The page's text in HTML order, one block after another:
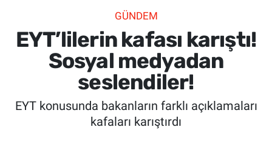
GÜNDEM
EYT’lilerin kafası karıştı!
Sosyal medyadan
seslendiler!
EYT konusunda bakanların farklı açıklamaları
kafaları karıştırdı
SPOR